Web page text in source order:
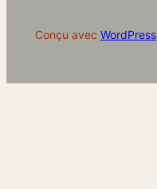
Conçu avec WordPress